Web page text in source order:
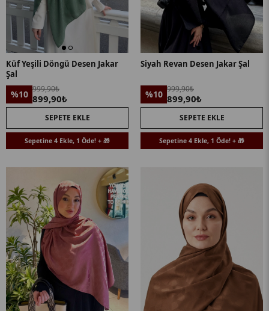
Küf Yeşili Döngü Desen Jakar
Şal
%10 999,90₺
899,90₺
SEPETE EKLE
Sepetine 4 Ekle, 1 Öde! + 🎁
Siyah Revan Desen Jakar Şal
%10 999,90₺
899,90₺
SEPETE EKLE
Sepetine 4 Ekle, 1 Öde! + 🎁